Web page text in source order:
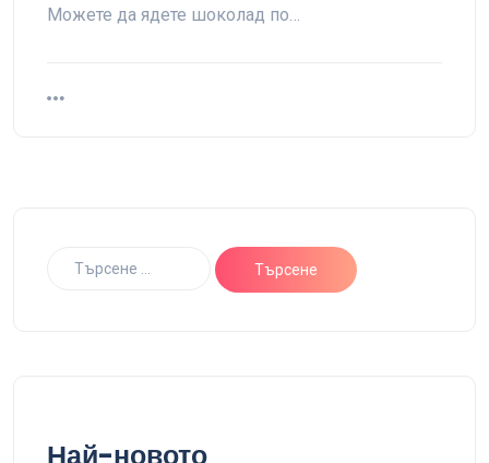
Можете да ядете шоколад по…